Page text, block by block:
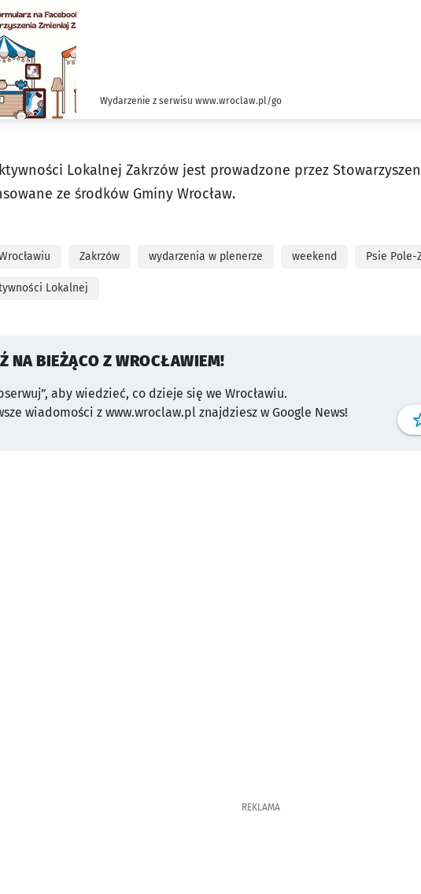
Wydarzenie z serwisu www.wroclaw.pl/go
Lokalnej Zakrzów jest prowadzone przez
ze środków Gminy Wrocław.
Zakrzów wydarzenia w plenerze weekend Psie Pole-
Lokalnej
NA BIEŻĄCO Z WROCŁAWIEM!
aby wiedzieć, co dzieje się we Wrocławiu.
wiadomości z www.wroclaw.pl znajdziesz w Google News!
REKLAMA